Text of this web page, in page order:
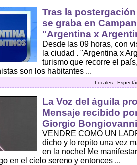
Tras la
se graba en
"Argentina x
Desde las 09 horas, con
la ciudad . "Argentina x
turismo que recorre el
son los habitantes ...
Locales -
La Voz del águila
Mensaje recibido
Giorgio Bongiovanni
VENDRE COMO UN
dicho y lo repito una vez
en la noche! Me
en el cielo sereno y entonces ...